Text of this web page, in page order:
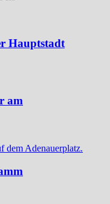
Hauptstadt
am